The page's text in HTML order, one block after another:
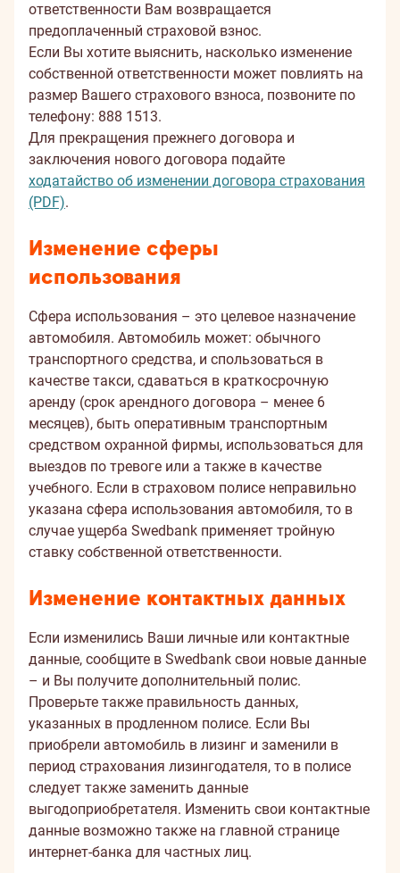
ответственности Вам возвращается
предоплаченный страховой взнос.
Если Вы хотите выяснить, насколько изменение
собственной ответственности может повлиять на
размер Вашего страхового взноса, позвоните по
телефону: 888 1513.
Для прекращения прежнего договора и
заключения нового договора подайте
ходатайство об изменении договора страхования
(PDF).
Изменение сферы
использования
Сфера использования – это целевое назначение
автомобиля. Автомобиль может: обычного
транспортного средства, и спользоваться в
качестве такси, сдаваться в краткосрочную
аренду (срок арендного договора – менее 6
месяцев), быть оперативным транспортным
средством охранной фирмы, использоваться для
выездов по тревоге или а также в качестве
учебного. Если в страховом полисе неправильно
указана сфера использования автомобиля, то в
случае ущерба Swedbank применяет тройную
ставку собственной ответственности.
Изменение контактных данных
Если изменились Ваши личные или контактные
данные, сообщите в Swedbank свои новые данные
– и Вы получите дополнительный полис.
Проверьте также правильность данных,
указанных в продленном полисе. Если Вы
приобрели автомобиль в лизинг и заменили в
период страхования лизингодателя, то в полисе
следует также заменить данные
выгодоприобретателя. Изменить свои контактные
данные возможно также на главной странице
интернет-банка для частных лиц.